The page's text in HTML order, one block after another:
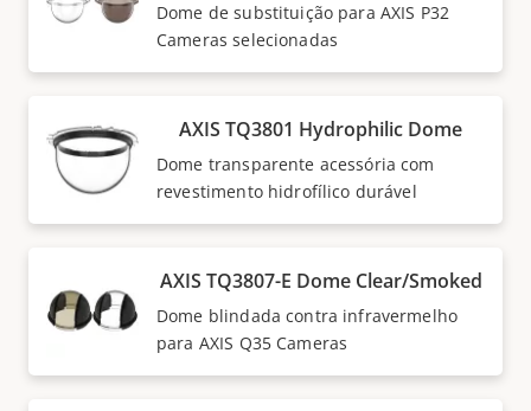
Dome de substituição para AXIS P32
Cameras selecionadas
AXIS TQ3801 Hydrophilic Dome
Dome transparente acessória com
revestimento hidrofílico durável
AXIS TQ3807-E Dome Clear/Smoked
Dome blindada contra infravermelho
para AXIS Q35 Cameras